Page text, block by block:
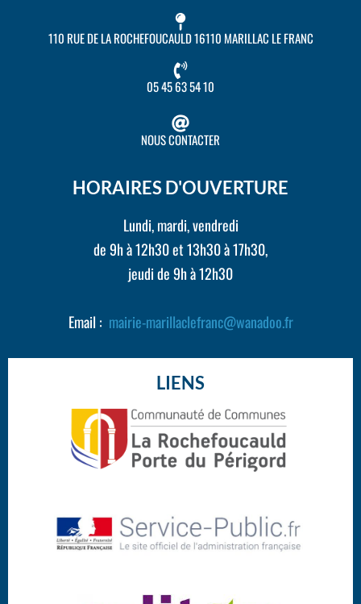
110 RUE DE LA ROCHEFOUCAULD 16110 MARILLAC LE FRANC
05 45 63 54 10
NOUS CONTACTER
HORAIRES D'OUVERTURE
Lundi, mardi, vendredi
de 9h à 12h30 et 13h30 à 17h30,
jeudi de 9h à 12h30
Email : mairie-marillaclefranc@wanadoo.fr
LIENS